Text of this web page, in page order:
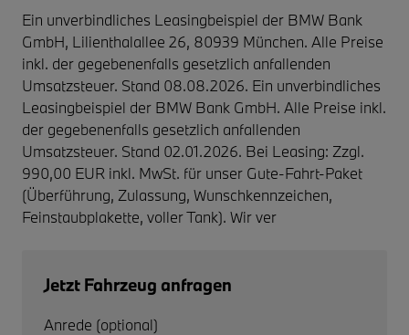
Ein unverbindliches Leasingbeispiel der BMW Bank
GmbH, Lilienthalallee 26, 80939 München. Alle Preise
inkl. der gegebenenfalls gesetzlich anfallenden
Umsatzsteuer. Stand 08.08.2026. Ein unverbindliches
Leasingbeispiel der BMW Bank GmbH. Alle Preise inkl.
der gegebenenfalls gesetzlich anfallenden
Umsatzsteuer. Stand 02.01.2026. Bei Leasing: Zzgl.
990,00 EUR inkl. MwSt. für unser Gute-Fahrt-Paket
(Überführung, Zulassung, Wunschkennzeichen,
Feinstaubplakette, voller Tank). Wir ver
Jetzt Fahrzeug anfragen
Anrede (optional)